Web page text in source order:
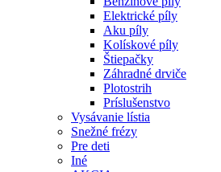
Elektrické píly
Aku píly
Kolískové píly
Štiepačky
Záhradné drviče
Plotostrih
Príslušenstvo
Vysávanie lístia
Snežné frézy
Pre deti
Iné